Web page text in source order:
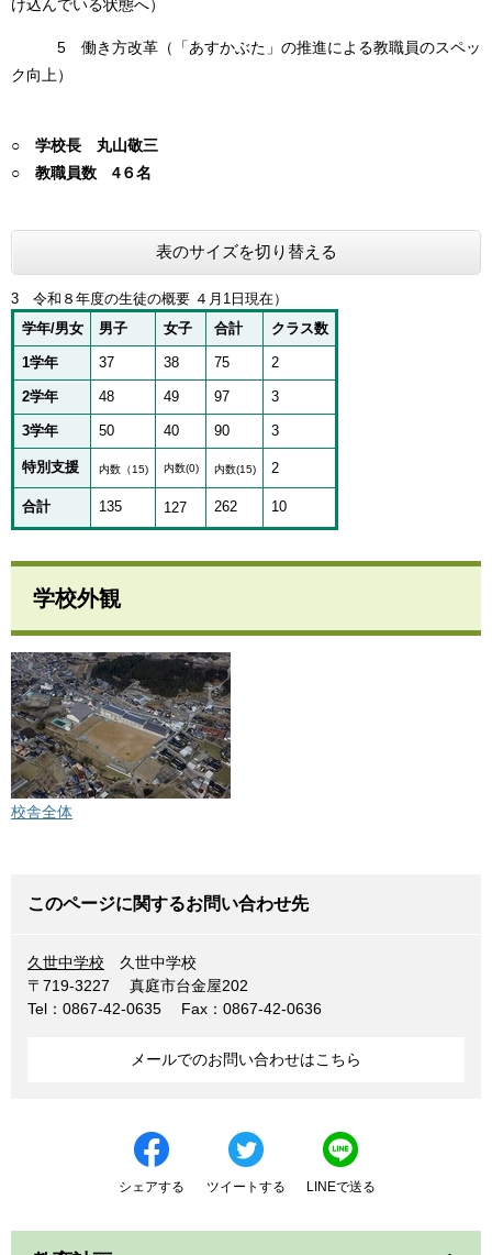
け込んでいる状態へ）
5 働き方改革（「あすかぶた」の推進による教職員のスペッ
ク向上）
○ 学校長 丸山敬三
○ 教職員数 4６名
表のサイズを切り替える
3 令和８年度の生徒の概要 ４月1日現在）
学年/男女
男子 女子 合計 クラス数
1学年 37 38 75 2
2学年 48 49 97 3
3学年 50 40 90 3
特別支援 内数（15) 内数(0) 内数(15) 2
合計 135 127 262 10
学校外観
校舎全体
このページに関するお問い合わせ先
久世中学校
久世中学校
〒719-3227
真庭市台金屋202
Tel：0867-42-0635
Fax：0867-42-0636
メールでのお問い合わせはこちら
シェアする ツイートする LINEで送る